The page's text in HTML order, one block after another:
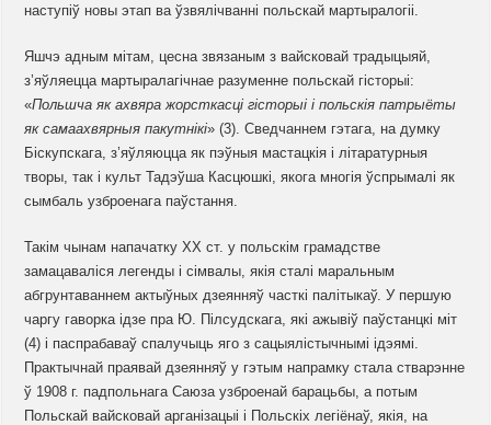
наступіў новы этап ва ўзвялічванні польскай мартыралогіі.
Яшчэ адным мітам, цесна звязаным з вайсковай традыцыяй,
з’яўляецца мартыралагічнае разуменне польскай гісторыі:
«Польшча як ахвяра жорсткасці гісторыі і польскія патрыёты
як самаахвярныя пакутнікі» (3). Сведчаннем гэтага, на думку
Біскупскага, з’яўляюцца як пэўныя мастацкія і літаратурныя
творы, так і культ Тадэўша Касцюшкі, якога многія ўспрымалі як
сымбаль узброенага паўстання.
Такім чынам напачатку XX ст. у польскім грамадстве
замацаваліся легенды і сімвалы, якія сталі маральным
абгрунтаваннем актыўных дзеянняў часткі палітыкаў. У першую
чаргу гаворка ідзе пра Ю. Пілсудскага, які ажывіў паўстанцкі міт
(4) і паспрабаваў спалучыць яго з сацыялістычнымі ідэямі.
Практычнай праявай дзеянняў у гэтым напрамку стала стварэнне
ў 1908 г. падпольнага Саюза узброенай барацьбы, а потым
Польскай вайсковай арганізацыі і Польскіх легіёнаў, якія, на